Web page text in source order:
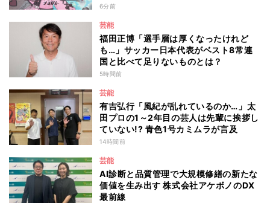
6分前
芸能
福田正博「選手層は厚くなったけれど
も…」サッカー日本代表がベスト8常連
国と比べて足りないものとは？
5時間前
芸能
有吉弘行「風紀が乱れているのか…」太
田プロの1～2年目の芸人は先輩に挨拶し
ていない!? 青色1号カミムラが言及
14時間前
芸能
AI診断と品質管理で大規模修繕の新たな
価値を生み出す 株式会社アケボノのDX
最前線